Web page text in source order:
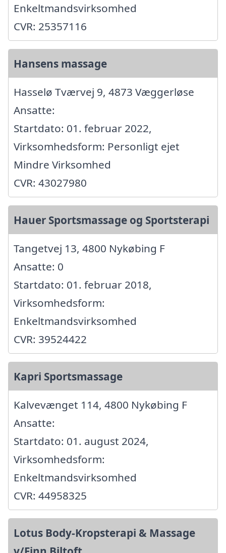
Enkeltmandsvirksomhed
CVR: 25357116
Hansens massage
Hasselø Tværvej 9, 4873 Væggerløse
Ansatte:
Startdato: 01. februar 2022,
Virksomhedsform: Personligt ejet
Mindre Virksomhed
CVR: 43027980
Hauer Sportsmassage og Sportsterapi
Tangetvej 13, 4800 Nykøbing F
Ansatte: 0
Startdato: 01. februar 2018,
Virksomhedsform:
Enkeltmandsvirksomhed
CVR: 39524422
Kapri Sportsmassage
Kalvevænget 114, 4800 Nykøbing F
Ansatte:
Startdato: 01. august 2024,
Virksomhedsform:
Enkeltmandsvirksomhed
CVR: 44958325
Lotus Body-Kropsterapi & Massage